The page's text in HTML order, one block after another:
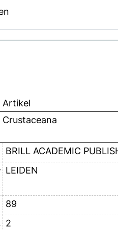
Artikel
Crustaceana
BRILL ACADEMIC
LEIDEN
89
2